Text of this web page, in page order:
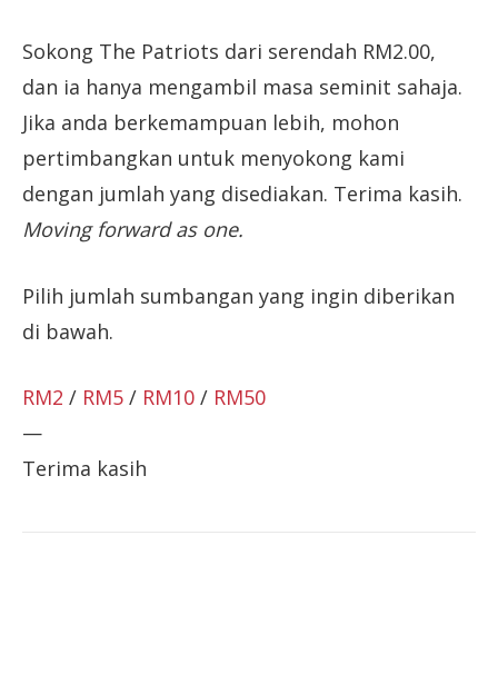
Sokong The Patriots dari serendah RM2.00,
dan ia hanya mengambil masa seminit sahaja.
Jika anda berkemampuan lebih, mohon
pertimbangkan untuk menyokong kami
dengan jumlah yang disediakan. Terima kasih.
Moving forward as one.
Pilih jumlah sumbangan yang ingin diberikan
di bawah.
RM2 / RM5 / RM10 / RM50
—
Terima kasih